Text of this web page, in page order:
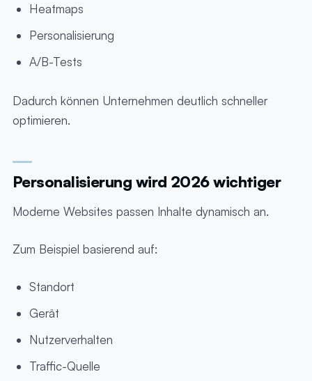
Heatmaps
Personalisierung
A/B-Tests
Dadurch können Unternehmen deutlich schneller
optimieren.
Personalisierung wird 2026 wichtiger
Moderne Websites passen Inhalte dynamisch an.
Zum Beispiel basierend auf:
Standort
Gerät
Nutzerverhalten
Traffic-Quelle